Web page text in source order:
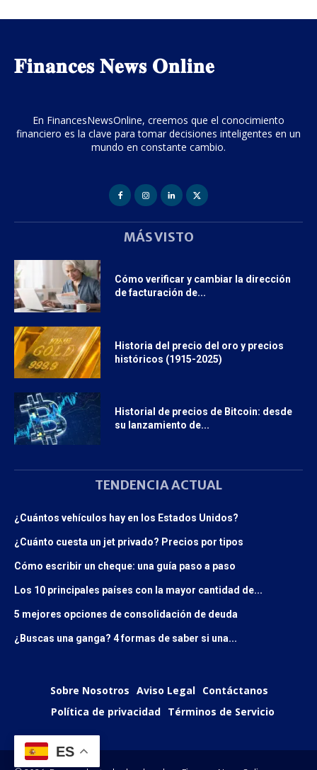
𝐅𝐢𝐧𝐚𝐧𝐜𝐞𝐬 𝐍𝐞𝐰𝐬 𝐎𝐧𝐥𝐢𝐧𝐞
En FinancesNewsOnline, creemos que el conocimiento
financiero es la clave para tomar decisiones inteligentes en un
mundo en constante cambio.
MÁS VISTO
Cómo verificar y cambiar la dirección
de facturación de...
Historia del precio del oro y precios
históricos (1915-2025)
Historial de precios de Bitcoin: desde
su lanzamiento de...
TENDENCIA ACTUAL
¿Cuántos vehículos hay en los Estados Unidos?
¿Cuánto cuesta un jet privado? Precios por tipos
Cómo escribir un cheque: una guía paso a paso
Los 10 principales países con la mayor cantidad de...
5 mejores opciones de consolidación de deuda
¿Buscas una ganga? 4 formas de saber si una...
Sobre Nosotros Aviso Legal Contáctanos
Política de privacidad Términos de Servicio
ES